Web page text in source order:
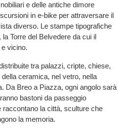
e delle antiche dimore
in e-bike per attraversare il
diverso. Le stampe tipografiche
Torre del Belvedere da cui il
vicino.
tra palazzi, cripte, chiese,
ceramica, nel vetro, nella
Da Breo a Piazza, ogni angolo sarà
bastoni da passeggio
raccontano la città, sculture che
la memoria.